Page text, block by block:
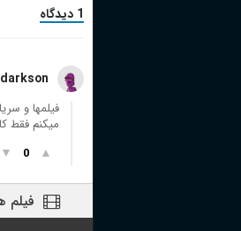
1 دیدگاه
فیلمها و
میکنم فقط
▲
0
▼
فیلم